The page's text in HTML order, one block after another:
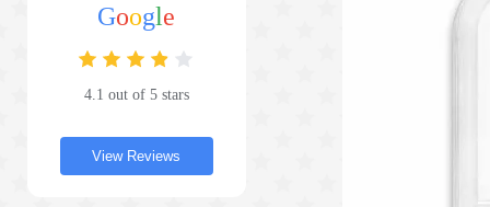
Google
4.1 out of 5 stars
View Reviews